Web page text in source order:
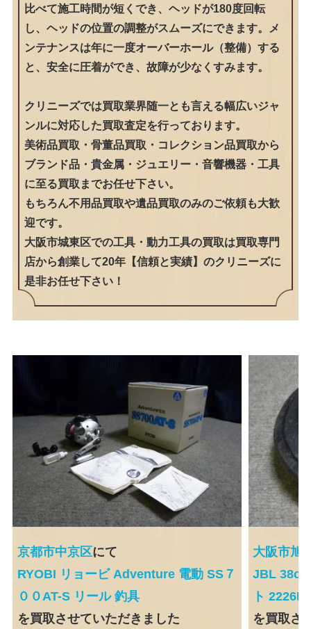
比べて施工時間が短くでき、ヘッドが180度回転
し、ヘッドの位置の調整がスムーズにできます。メ
ンテナンスは年に一度オーバーホール（整備）する
と、安全に圧着ができ、故障が少なくすみます。
クリニーズでは買取業界随一とも言える幅広いジャ
ンルに対応した買取査定を行っております。
美術品買取・骨董品買取・コレクション品買取から
ブランド品・貴金属・ジュエリー・音響機器・工具
に至る買取までお任せ下さい。
もちろん不用品買取や遺品買取のみのご依頼も大歓
迎です。
大阪市城東区での工具・動力工具の買取は買取専門
店から創業して20年【信頼と実績】のクリニーズに
是非お任せ下さい！
京都市中京区にて
RYOBI リョービ Adventure 電動 SS７
００AT-S リール 釣具
を買取させていただきました
大阪市旭
JBL
ト 2226H
を買取さ